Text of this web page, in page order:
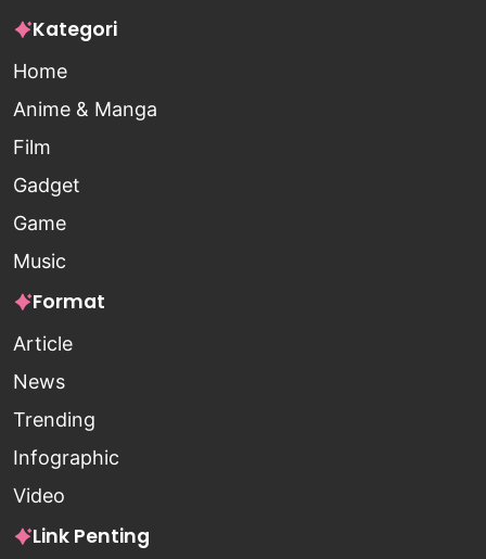
Kategori
Home
Anime & Manga
Film
Gadget
Game
Music
Format
Article
News
Trending
Infographic
Video
Link Penting